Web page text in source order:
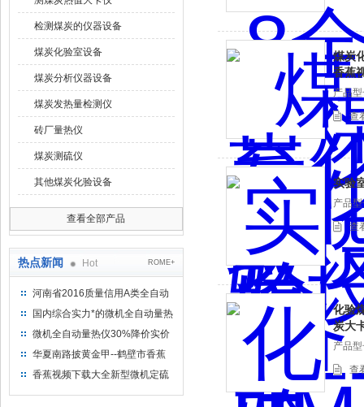
检测煤炭的仪器设备
煤炭化验室设备
煤炭分析仪器设备
煤炭发热量检测仪
砖厂量热仪
煤炭测硫仪
其他煤炭化验设备
查看全部产品
热点新闻 Hot ROME+
河南省2016质量信用A类全自动
量热仪
国内综合实力*的微机全自动量热
仪制造企业
微机全自动量热仪30%降价实价
出售
华夏南路披黄金甲--鹤壁市香蕉
视频下载大全仪器仪表有限公司
香蕉视频下载大全新型微机定硫
煤炭
香蕉
产品型号
查
实验
产品型
查
化验
炭大
产品型
查